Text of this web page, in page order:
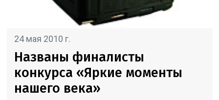
24 мая 2010 г.
Названы финалисты
конкурса «Яркие моменты
нашего века»